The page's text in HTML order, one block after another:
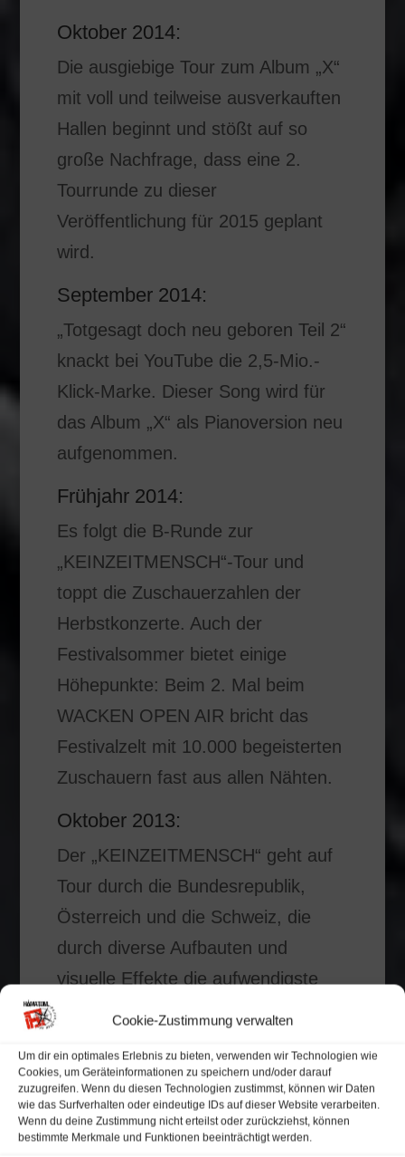
Cookie-Zustimmung verwalten
Um dir ein optimales Erlebnis zu bieten, verwenden wir Technologien wie
Cookies, um Geräteinformationen zu speichern und/oder darauf
zuzugreifen. Wenn du diesen Technologien zustimmst, können wir Daten
wie das Surfverhalten oder eindeutige IDs auf dieser Website verarbeiten.
Wenn du deine Zustimmung nicht erteilst oder zurückziehst, können
bestimmte Merkmale und Funktionen beeinträchtigt werden.
Oktober 2014:
Die ausgiebige Tour zum Album „X“
mit voll und teilweise ausverkauften
Hallen beginnt und stößt auf so
große Nachfrage, dass eine 2.
Tourrunde zu dieser
Veröffentlichung für 2015 geplant
wird.
September 2014:
„Totgesagt doch neu geboren Teil 2“
knackt bei YouTube die 2,5-Mio.-
Klick-Marke. Dieser Song wird für
das Album „X“ als Pianoversion neu
aufgenommen.
Frühjahr 2014:
Es folgt die B-Runde zur
„KEINZEITMENSCH“-Tour und
toppt die Zuschauerzahlen der
Herbstkonzerte. Auch der
Festivalsommer bietet einige
Höhepunkte: Beim 2. Mal beim
WACKEN OPEN AIR bricht das
Festivalzelt mit 10.000 begeisterten
Zuschauern fast aus allen Nähten.
Oktober 2013:
Der „KEINZEITMENSCH“ geht auf
Tour durch die Bundesrepublik,
Österreich und die Schweiz, die
durch diverse Aufbauten und
visuelle Effekte die aufwendigste
20.09.2013:
Das 4. Longplay-Studioalbum mit
dem Namen „KEINZEITMENSCH“
erscheint und schießt auf Platz 21